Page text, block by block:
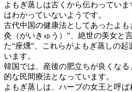
よもぎ蒸しは古くから伝わってい
はわかっていないようです。
古代中国の健康法としてあったよ
灸（がいきゅう）”、絶世の美女と
た“座燻”、これらがよもぎ蒸しの
います。
韓国では、産後の肥立ちが良くな
的な民間療法となっています。
よもぎ蒸しは、ハーブの女王と呼